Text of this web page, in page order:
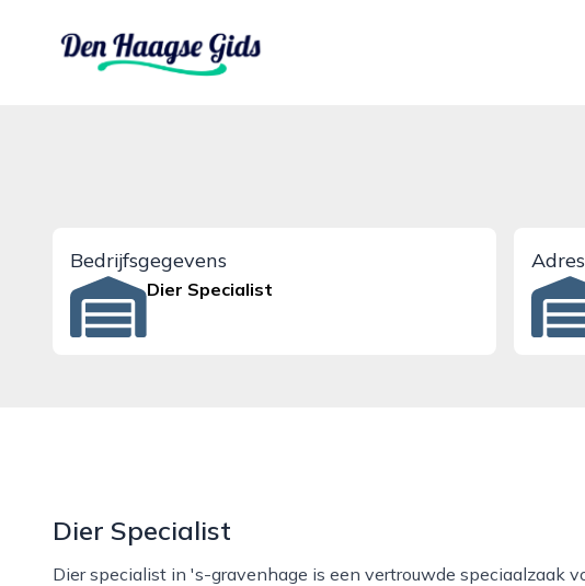
denhaagsegids.nl
Bedrijfsgegevens
Dier Specialist
Adres
Dier Specialist
Dier specialist in 's-gravenhage is een vertrouwde speciaalzaak voor iedereen die het beste wil voor